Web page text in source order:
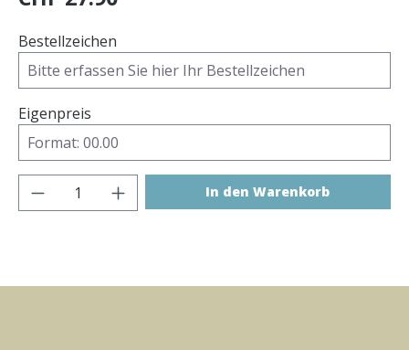
Bestellzeichen
Eigenpreis
Produkt Anzahl: Gib den gewünschten
In den Warenkorb